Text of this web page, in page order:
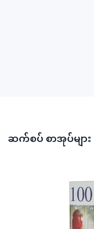
ဆက်စပ် စာအုပ်များ